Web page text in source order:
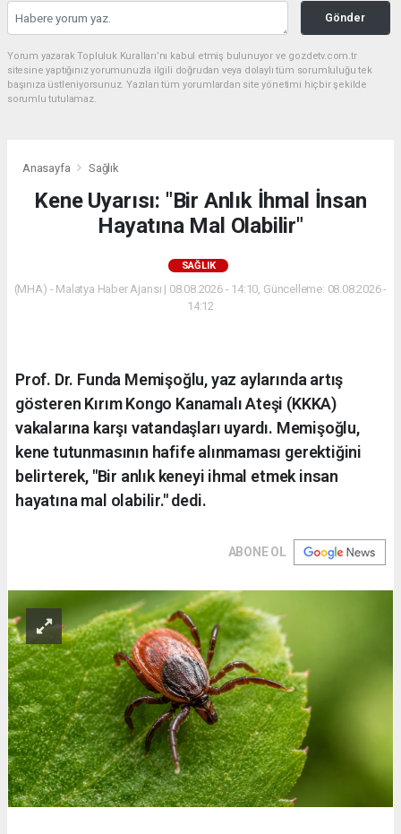
Gönder
Yorum yazarak Topluluk Kuralları’nı kabul etmiş bulunuyor ve gozdetv.com.tr
sitesine yaptığınız yorumunuzla ilgili doğrudan veya dolaylı tüm sorumluluğu tek
başınıza üstleniyorsunuz. Yazılan tüm yorumlardan site yönetimi hiçbir şekilde
sorumlu tutulamaz.
Anasayfa Sağlık
Kene Uyarısı: "Bir Anlık İhmal İnsan
Hayatına Mal Olabilir"
SAĞLIK
(MHA) - Malatya Haber Ajansı | 08.08.2026 - 14:10, Güncelleme: 08.08.2026 -
14:12
Prof. Dr. Funda Memişoğlu, yaz aylarında artış
gösteren Kırım Kongo Kanamalı Ateşi (KKKA)
vakalarına karşı vatandaşları uyardı. Memişoğlu,
kene tutunmasının hafife alınmaması gerektiğini
belirterek, "Bir anlık keneyi ihmal etmek insan
hayatına mal olabilir." dedi.
ABONE OL